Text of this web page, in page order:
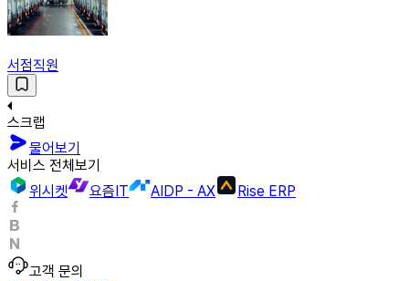
서점직원
스크랩
물어보기
서비스 전체보기
위시켓
요즘IT AIDP - AX Rise ERP
고객 문의